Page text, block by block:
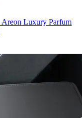
Areon Luxury Parfum